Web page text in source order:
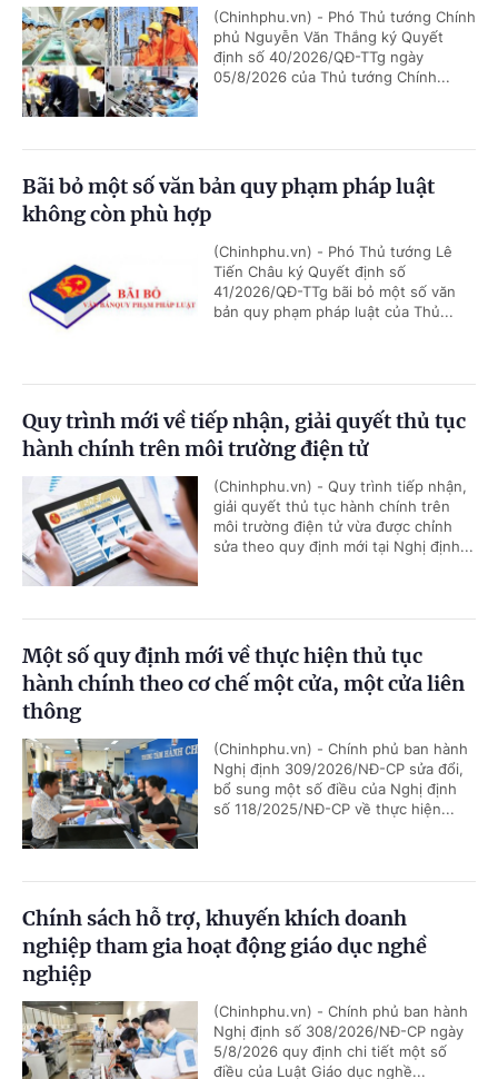
(Chinhphu.vn) - Phó Thủ tướng Chính
phủ Nguyễn Văn Thắng ký Quyết
định số 40/2026/QĐ-TTg ngày
05/8/2026 của Thủ tướng Chính...
Bãi bỏ một số văn bản quy phạm pháp luật
không còn phù hợp
(Chinhphu.vn) - Phó Thủ tướng Lê
Tiến Châu ký Quyết định số
41/2026/QĐ-TTg bãi bỏ một số văn
bản quy phạm pháp luật của Thủ...
Quy trình mới về tiếp nhận, giải quyết thủ tục
hành chính trên môi trường điện tử
(Chinhphu.vn) - Quy trình tiếp nhận,
giải quyết thủ tục hành chính trên
môi trường điện tử vừa được chỉnh
sửa theo quy định mới tại Nghị định...
Một số quy định mới về thực hiện thủ tục
hành chính theo cơ chế một cửa, một cửa liên
thông
(Chinhphu.vn) - Chính phủ ban hành
Nghị định 309/2026/NĐ-CP sửa đổi,
bổ sung một số điều của Nghị định
số 118/2025/NĐ-CP về thực hiện...
Chính sách hỗ trợ, khuyến khích doanh
nghiệp tham gia hoạt động giáo dục nghề
nghiệp
(Chinhphu.vn) - Chính phủ ban hành
Nghị định số 308/2026/NĐ-CP ngày
5/8/2026 quy định chi tiết một số
điều của Luật Giáo dục nghề...